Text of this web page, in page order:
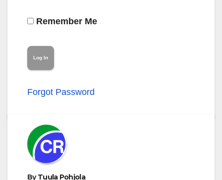
Remember Me
Forgot Password
ByTuula Pohjola